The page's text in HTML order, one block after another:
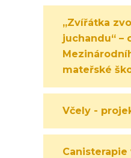
„Zvířátka
juchandu“ –
mateřské
Včely -
Canisterapie